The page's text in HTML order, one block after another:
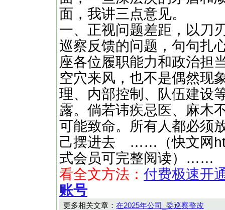
面，我讲三点意见。
一、正视问题差距，以刀
巡察反馈的问题，句句扎
座各位履职能力和政治担
空穴来风，也不是偶然现
理、内部控制、队伍建设
露。倘若讳疾忌医、麻木
可能致命。所有人都必须
己摆进去 ……（快文网
式会员可完整阅读）……
看全文方法： 付费极速开
账号
更多相关文章： 在2025年公司_委巡察整改